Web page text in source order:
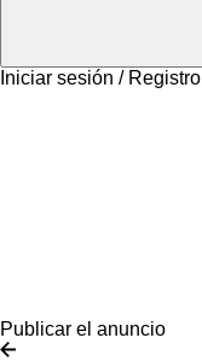
Iniciar sesión / Registro
Publicar el anuncio